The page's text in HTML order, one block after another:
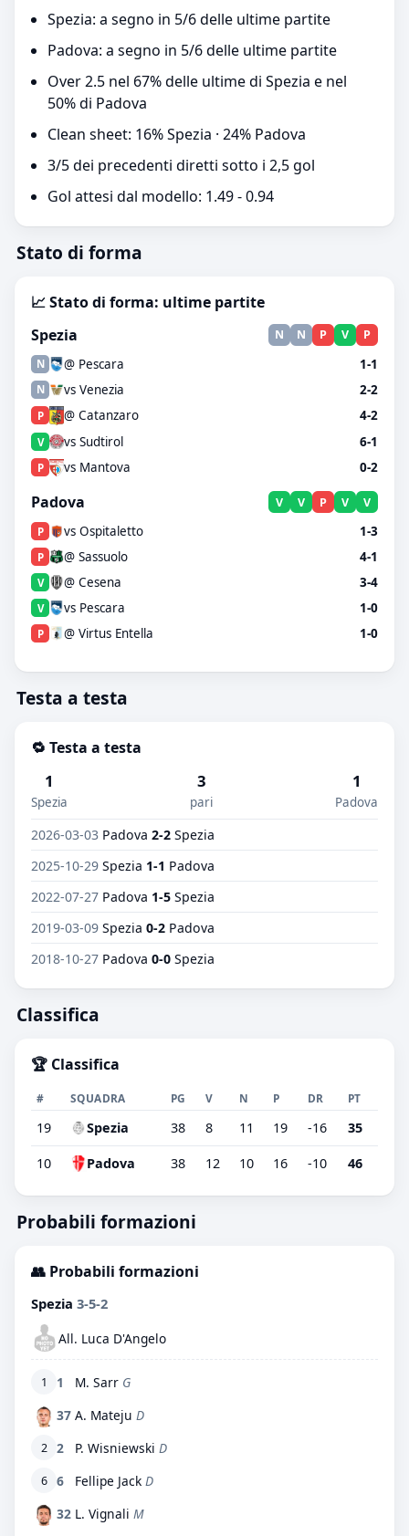
Spezia: a segno in 5/6 delle ultime partite
Padova: a segno in 5/6 delle ultime partite
Over 2.5 nel 67% delle ultime di Spezia e nel
50% di Padova
Clean sheet: 16% Spezia · 24% Padova
3/5 dei precedenti diretti sotto i 2,5 gol
Gol attesi dal modello: 1.49 - 0.94
Stato di forma
📈 Stato di forma: ultime partite
Spezia
N N P V P
N @ Pescara 1-1
N vs Venezia 2-2
P @ Catanzaro 4-2
V vs Sudtirol 6-1
P vs Mantova 0-2
Padova V V P V V
P vs Ospitaletto 1-3
P @ Sassuolo 4-1
V @ Cesena 3-4
V vs Pescara 1-0
P @ Virtus Entella 1-0
Testa a testa
🔁 Testa a testa
1
Spezia
3
pari
1
Padova
2026-03-03 Padova 2-2 Spezia
2025-10-29 Spezia 1-1 Padova
2022-07-27 Padova 1-5 Spezia
2019-03-09 Spezia 0-2 Padova
2018-10-27 Padova 0-0 Spezia
Classifica
🏆 Classifica
# SQUADRA PG V N P DR PT
19 Spezia 38 8 11 19 -16 35
10 Padova 38 12 10 16 -10 46
Probabili formazioni
👥 Probabili formazioni
Spezia 3-5-2
All. Luca D'Angelo
1 1 M. Sarr G
37 A. Mateju D
2 2 P. Wisniewski D
6 6 Fellipe Jack D
32 L. Vignali M